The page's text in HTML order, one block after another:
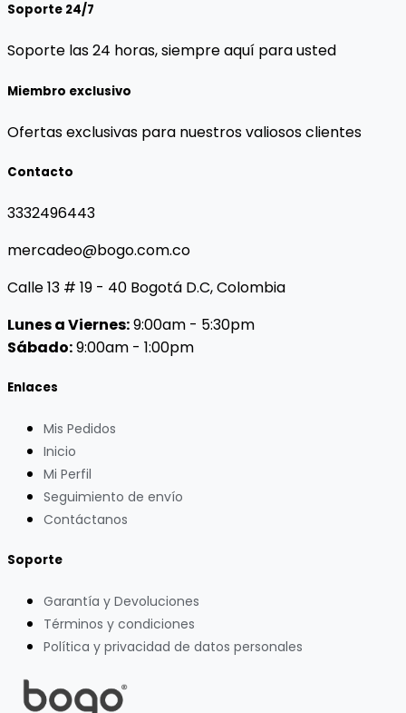
Soporte 24/7
Soporte las 24 horas, siempre aquí para usted
Miembro exclusivo
Ofertas exclusivas para nuestros valiosos clientes
Contacto
3332496443
mercadeo@bogo.com.co
Calle 13 # 19 - 40 Bogotá D.C, Colombia
Lunes a Viernes:9:00am - 5:30pm
Sábado:9:00am - 1:00pm
Enlaces
Mis Pedidos
Inicio
Mi Perfil
Seguimiento de envío
Contáctanos
Soporte
Garantía y Devoluciones
Términos y condiciones
Política y privacidad de datos personales